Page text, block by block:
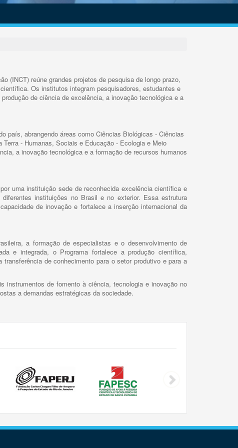
(INCT) reúne grandes projetos de pesquisa de longo prazo,
Os institutos integram pesquisadores, estudantes e
de ciência de excelência, a inovação tecnológica e a
país, abrangendo áreas como Ciências Biológicas - Ciências
- Humanas, Sociais e Educação - Ecologia e Meio
a inovação tecnológica e a formação de recursos humanos
uma instituição sede de reconhecida excelência científica e
instituições no Brasil e no exterior. Essa estrutura
de inovação e fortalece a inserção internacional da
a formação de especialistas e o desenvolvimento de
e integrada, o Programa fortalece a produção científica,
de conhecimento para o setor produtivo e para a
instrumentos de fomento à ciência, tecnologia e inovação no
a demandas estratégicas da sociedade.